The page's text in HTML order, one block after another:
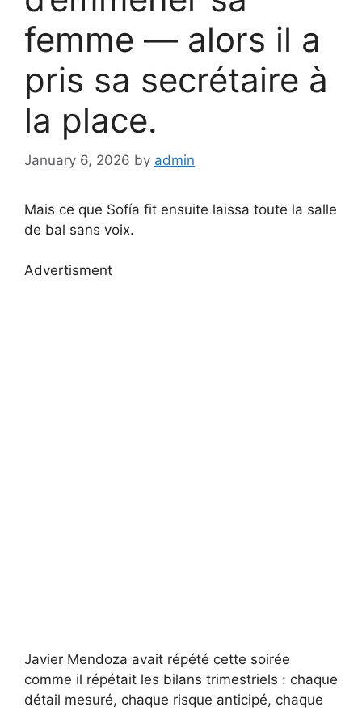
femme — alors il a
pris sa secrétaire à
la place.
January 6, 2026 by admin
Mais ce que Sofía fit ensuite laissa toute la salle
de bal sans voix.
Advertisment
Javier Mendoza avait répété cette soirée
comme il répétait les bilans trimestriels : chaque
détail mesuré, chaque risque anticipé, chaque